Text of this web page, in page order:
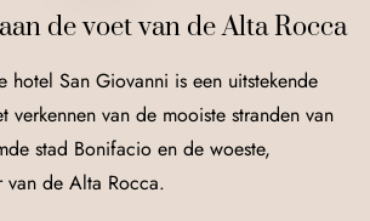
de voet van de Alta Rocca
hotel San Giovanni is een uitstekende
verkennen van de mooiste stranden van
stad Bonifacio en de woeste,
van de Alta Rocca.